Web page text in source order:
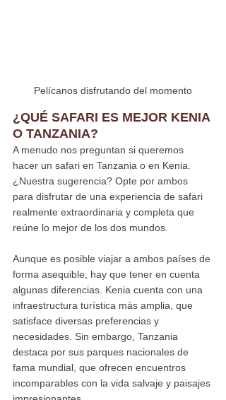
Pelícanos disfrutando del momento
¿QUÉ SAFARI ES MEJOR KENIA
O TANZANIA?
A menudo nos preguntan si queremos
hacer un safari en Tanzania o en Kenia.
¿Nuestra sugerencia? Opte por ambos
para disfrutar de una experiencia de safari
realmente extraordinaria y completa que
reúne lo mejor de los dos mundos.
Aunque es posible viajar a ambos países de
forma asequible, hay que tener en cuenta
algunas diferencias. Kenia cuenta con una
infraestructura turística más amplia, que
satisface diversas preferencias y
necesidades. Sin embargo, Tanzania
destaca por sus parques nacionales de
fama mundial, que ofrecen encuentros
incomparables con la vida salvaje y paisajes